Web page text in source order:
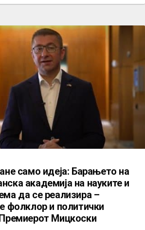
само идеја: Барањето на
академија на науките и
да се реализира –
фолклор и политички
Мицкоски